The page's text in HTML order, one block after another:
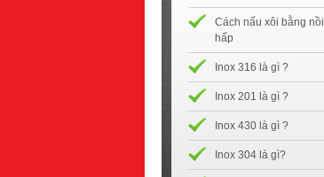
Cách nấu xôi bằng nồi
hấp
Inox 316 là gì ?
Inox 201 là gì ?
Inox 430 là gì ?
Inox 304 là gì?